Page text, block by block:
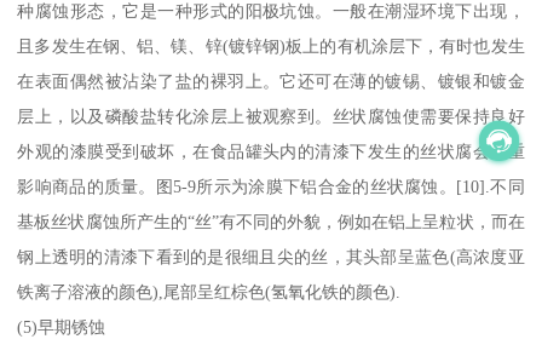
种腐蚀形态，它是一种形式的阳极坑蚀。一般在潮湿环境下出现，
且多发生在钢、铝、镁、锌(镀锌钢)板上的有机涂层下，有时也发生
在表面偶然被沾染了盐的裸羽上。它还可在薄的镀锡、镀银和镀金
层上，以及磷酸盐转化涂层上被观察到。丝状腐蚀使需要保持良好
外观的漆膜受到破坏，在食品罐头内的清漆下发生的丝状腐会严重
影响商品的质量。图5-9所示为涂膜下铝合金的丝状腐蚀。[10].不同
基板丝状腐蚀所产生的“丝”有不同的外貌，例如在铝上呈粒状，而在
钢上透明的清漆下看到的是很细且尖的丝，其头部呈蓝色(高浓度亚
铁离子溶液的颜色),尾部呈红棕色(氢氧化铁的颜色).
(5)早期锈蚀